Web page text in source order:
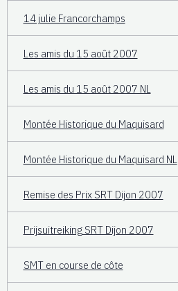
14 julie Francorchamps
Les amis du 15 août 2007
Les amis du 15 août 2007 NL
Montée Historique du Maquisard
Montée Historique du Maquisard NL
Remise des Prix SRT Dijon 2007
Prijsuitreiking SRT Dijon 2007
SMT en course de côte